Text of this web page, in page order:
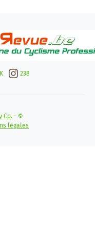
238
Co. - ©
légales